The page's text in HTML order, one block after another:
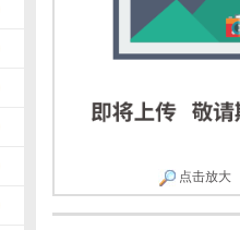
点击放大